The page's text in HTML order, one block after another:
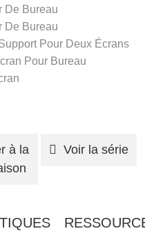
De Bureau
De Bureau
Pour Deux Écrans
Pour Bureau
à la
Voir la série